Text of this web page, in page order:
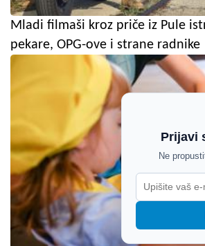
Mladi filmaši kroz priče iz Pule
pekare, OPG-ove i strane radnike
Prijavi
Ne